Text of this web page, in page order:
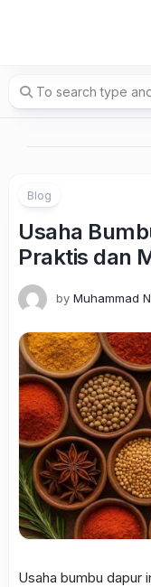
Blog
Usaha
Praktis dan
by Muhammad
Usaha bumbu dapur